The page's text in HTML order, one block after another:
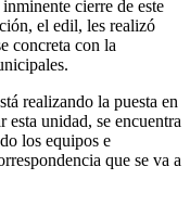
cierre de este
el edil, les realizó
concreta con la
realizando la puesta en
esta unidad, se encuentra
los equipos e
que se va a